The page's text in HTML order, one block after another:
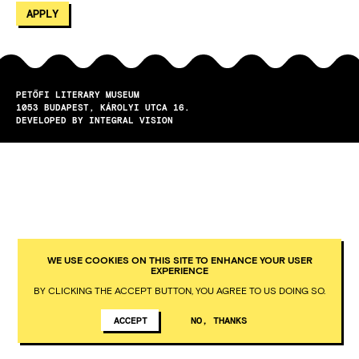
PETŐFI LITERARY MUSEUM
1053
BUDAPEST
KÁROLYI UTCA 16.
DEVELOPED BY INTEGRAL VISION
WE USE COOKIES ON THIS SITE TO ENHANCE YOUR USER
EXPERIENCE
BY CLICKING THE ACCEPT BUTTON, YOU AGREE TO US DOING SO.
ACCEPT NO, THANKS